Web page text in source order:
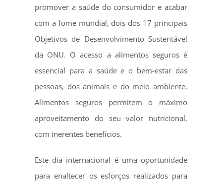
promover a saúde do consumidor e acabar
com a fome mundial, dois dos 17 principais
Objetivos de Desenvolvimento Sustentável
da ONU.​​ O acesso a alimentos seguros é
essencial para a saúde e o bem-estar das
pessoas, dos animais e do meio ambiente.
Alimentos seguros permitem o máximo
aproveitamento do seu valor nutricional,
com inerentes benefícios.
Este dia internacional é uma oportunidade
para enaltecer os esforços realizados para